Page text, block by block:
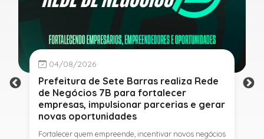
04/08/2026
Prefeitura de Sete Barras realiza Rede
de Negócios 7B para fortalecer
empresas, impulsionar parcerias e gerar
novas oportunidades
Fortalecer quem empreende, incentivar novos negócios